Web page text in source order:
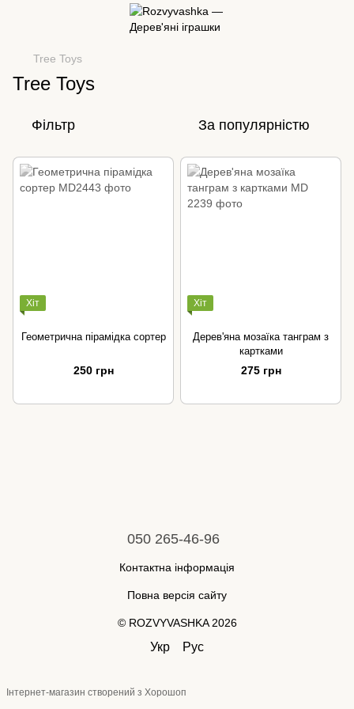
Tree Toys
Tree Toys
Фільтр За популярністю
Хіт
Геометрична пірамідка сортер
250 грн
Хіт
Дерев'яна мозаїка танграм з
картками
275 грн
050 265-46-96
Контактна інформація
Повна версія сайту
© ROZVYVASHKA 2026
Укр Рус
Інтернет-магазин створений з Хорошоп